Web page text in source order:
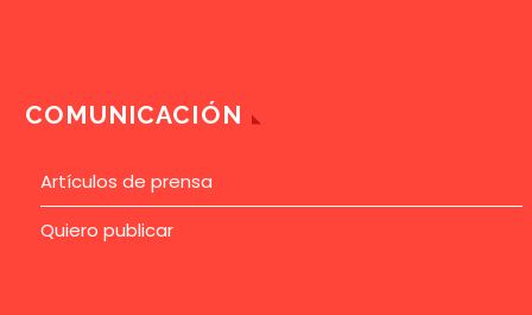
COMUNICACIÓN
Artículos de prensa
Quiero publicar